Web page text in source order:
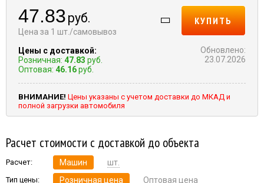
47.83 руб.
Цена за 1 шт./самовывоз
Цены с доставкой:
Розничная: 47.83 руб.
Оптовая: 46.16руб.
КУПИТЬ
Обновлено:
23.07.2026
ВНИМАНИЕ! Цены указаны с учетом доставки до МКАД и
полной загрузки автомобиля
Расчет стоимости с доставкой до объекта
Расчет: Машин шт.
Тип цены: Розничная цена Оптовая цена